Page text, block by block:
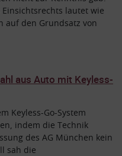
lautet wie
auf den Grundsatz von
aus Auto mit Keyless-
Keyless-Go-System
indem die Technik
des AG München kein
sah die